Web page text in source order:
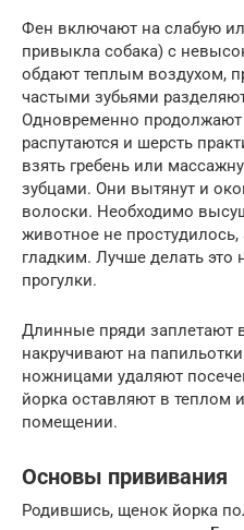
Фен включают на слабую
привыкла собака) с
обдают теплым воздухом,
частыми зубьями
Одновременно продолжают
распутаются и шерсть
взять гребень или
зубцами. Они вытянут и
волоски. Необходимо
животное не
гладким. Лучше делать это
прогулки.
Длинные пряди заплетают
накручивают на
ножницами удаляют
йорка оставляют в теплом
помещении.
Основы прививания
Родившись, щенок йорка